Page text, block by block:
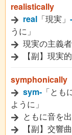
realistically
real 「現実」
うに」
現実の主義
【副】現実
symphonically
sym- 「とも
ように」
ともに音を
【副】交響